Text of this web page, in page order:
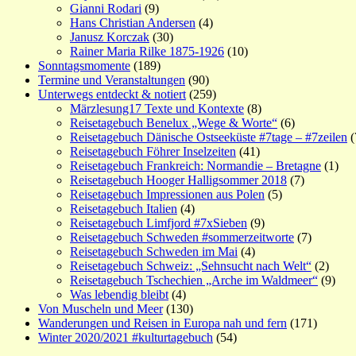
Gianni Rodari (9)
Hans Christian Andersen (4)
Janusz Korczak (30)
Rainer Maria Rilke 1875-1926 (10)
Sonntagsmomente (189)
Termine und Veranstaltungen (90)
Unterwegs entdeckt & notiert (259)
Märzlesung17 Texte und Kontexte (8)
Reisetagebuch Benelux „Wege & Worte“ (6)
Reisetagebuch Dänische Ostseeküste #7tage – #7zeilen
Reisetagebuch Föhrer Inselzeiten (41)
Reisetagebuch Frankreich: Normandie – Bretagne (1)
Reisetagebuch Hooger Halligsommer 2018 (7)
Reisetagebuch Impressionen aus Polen (5)
Reisetagebuch Italien (4)
Reisetagebuch Limfjord #7xSieben (9)
Reisetagebuch Schweden #sommerzeitworte (7)
Reisetagebuch Schweden im Mai (4)
Reisetagebuch Schweiz: „Sehnsucht nach Welt“ (2)
Reisetagebuch Tschechien „Arche im Waldmeer“ (9)
Was lebendig bleibt (4)
Von Muscheln und Meer(130)
Wanderungen und Reisen in Europa nah und fern (171)
Winter 2020/2021 #kulturtagebuch (54)